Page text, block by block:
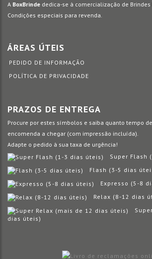
A BoxBrinde dedica-se à comercialização de Brindes
Condições especiais para revenda.
ÁREAS ÚTEIS
PEDIDO DE INFORMAÇÃO
POLÍTICA DE PRIVACIDADE
PRAZOS DE ENTREGA
Procure por estes símbolos e saiba quanto tempo
encomenda a chegar (com impressão incluída).
Adapte o pedido à sua taxa de urgência!
Super Flash
Flash (3-5 dias
Expresso (5-8
Relax (8-12 dias
dias úteis)